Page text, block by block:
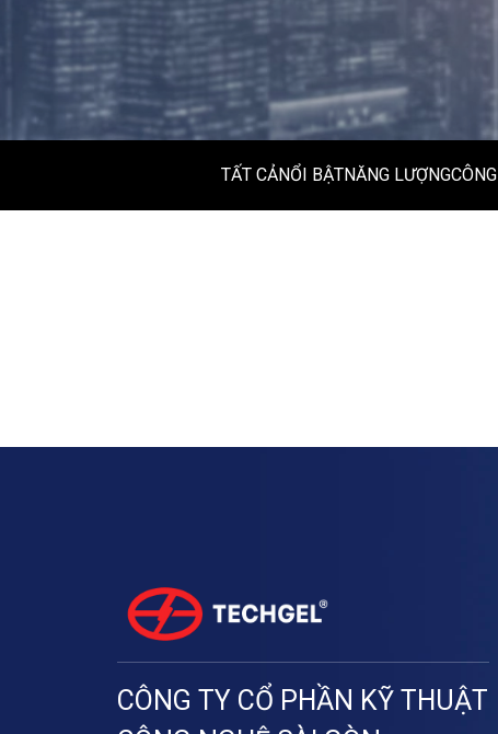
TẤT CẢNỔI BẬTNĂNG LƯỢNG
CÔNG TY CỔ PHẦN KỸ THUẬT